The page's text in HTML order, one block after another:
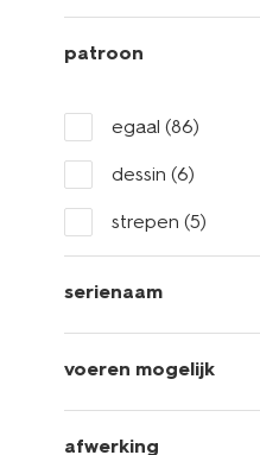
patroon
egaal (86)
dessin (6)
strepen (5)
serienaam
voeren mogelijk
afwerking